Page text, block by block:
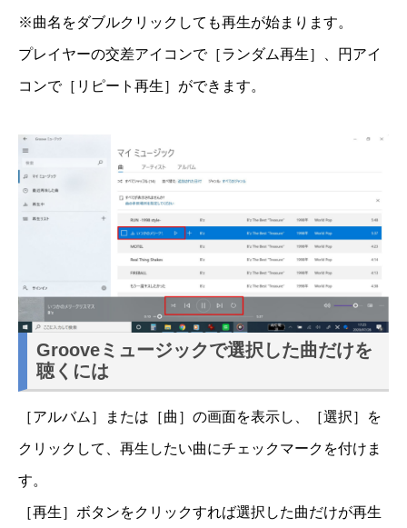
※曲名をダブルクリックしても再生が始まります。
プレイヤーの交差アイコンで［ランダム再生］、円アイ
コンで［リピート再生］ができます。
Grooveミュージックで選択した曲だけを
聴くには
［アルバム］または［曲］の画面を表示し、［選択］を
クリックして、再生したい曲にチェックマークを付けま
す。
［再生］ボタンをクリックすれば選択した曲だけが再生